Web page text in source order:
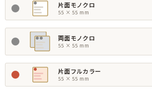
片面モノクロ
55 × 55 mm
両面モノクロ
55 × 55 mm
片面フルカラー
55 × 55 mm